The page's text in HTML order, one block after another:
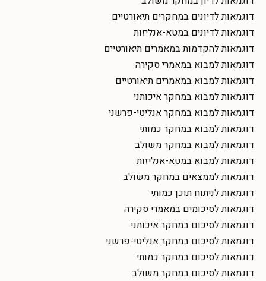
דוגמאות לדיונים במחקרים תיאורטיים
דוגמאות לדיונים במטא-אנליזות
דוגמאות להקדמות במאמרים תיאורטיים
דוגמאות למבוא במאמרי סקירה
דוגמאות למבוא במאמרים תיאורטיים
דוגמאות למבוא במחקר איכותני
דוגמאות למבוא במחקר אנליטי-פרשני
דוגמאות למבוא במחקר כמותי
דוגמאות למבוא במחקר משולב
דוגמאות למבוא במטא-אנליזות
דוגמאות לממצאים במחקר משולב
דוגמאות לניתוח תוכן כמותי
דוגמאות לסיכומים במאמרי סקירה
דוגמאות לסיכום במחקר איכותני
דוגמאות לסיכום במחקר אנליטי-פרשני
דוגמאות לסיכום במחקר כמותי
דוגמאות לסיכום במחקר משולב